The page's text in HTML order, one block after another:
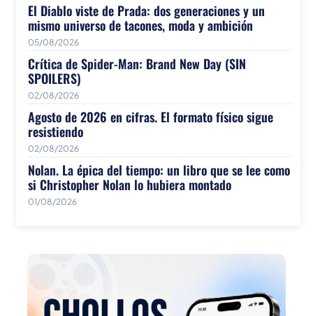
El Diablo viste de Prada: dos generaciones y un
mismo universo de tacones, moda y ambición
05/08/2026
Crítica de Spider-Man: Brand New Day (SIN
SPOILERS)
02/08/2026
Agosto de 2026 en cifras. El formato físico sigue
resistiendo
02/08/2026
Nolan. La épica del tiempo: un libro que se lee como
si Christopher Nolan lo hubiera montado
01/08/2026